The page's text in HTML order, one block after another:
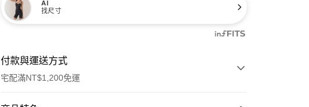
AI
找尺寸
付款與運送方式
宅配滿NT$1,200免運